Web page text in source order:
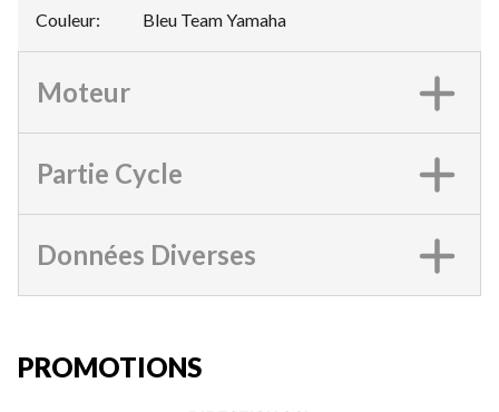
Couleur: Bleu Team Yamaha
Moteur
Partie Cycle
Données Diverses
PROMOTIONS